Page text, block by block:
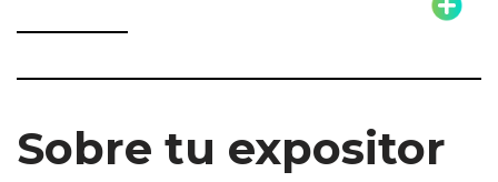
Sobre tu expositor